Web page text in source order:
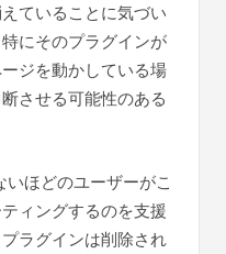
ていることに気づい
にそのプラグインが
ジを動かしている場
させる可能性のある
ほどのユーザーがこ
ィングするのを支援
ラグインは削除され